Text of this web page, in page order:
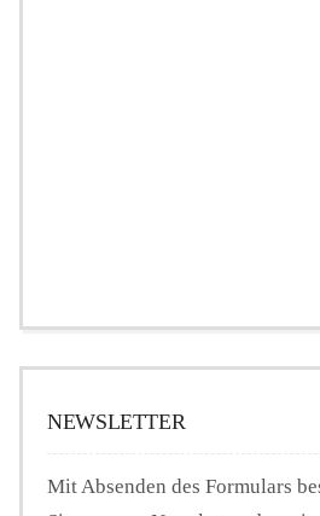
NEWSLETTER
Mit Absenden des Formulars